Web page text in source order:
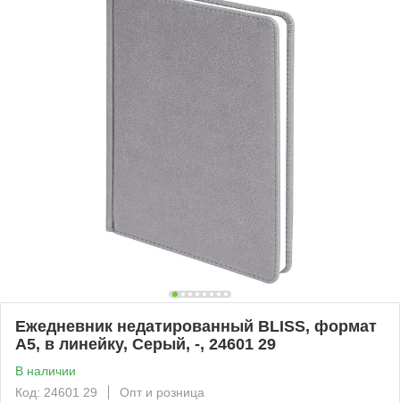
Ежедневник недатированный BLISS, формат
А5, в линейку, Серый, -, 24601 29
В наличии
Код: 24601 29
Опт и розница